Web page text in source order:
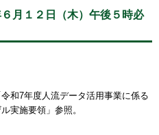
月１２日（木）午後５時必
和7年度人流データ活用事業に係る
実施要領」参照。